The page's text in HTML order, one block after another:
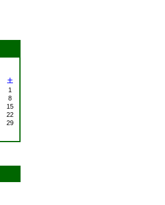
土
1
8
15
22
29